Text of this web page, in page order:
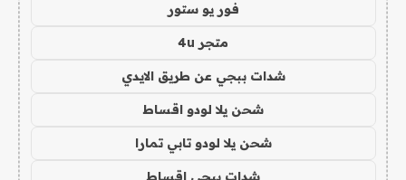
فور يو ستور
متجر 4u
شدات ببجي عن طريق الايدي
شحن يلا لودو اقساط
شحن يلا لودو تابي تمارا
شدات ببجي اقساط